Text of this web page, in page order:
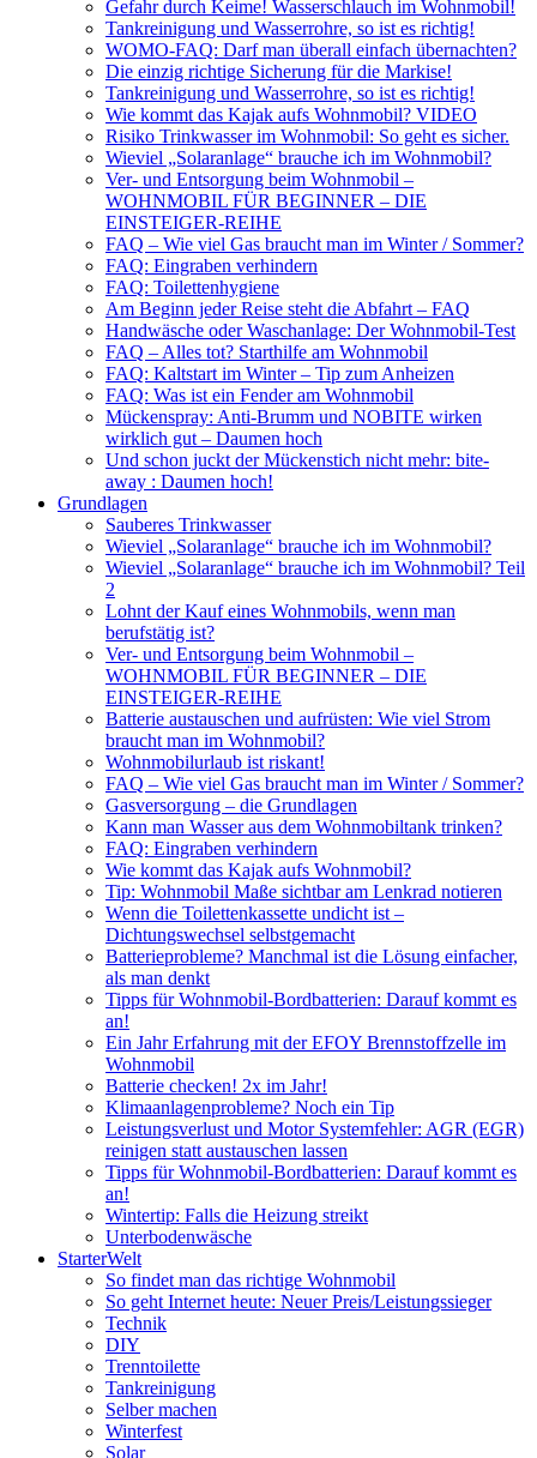
Gefahr durch Keime! Wasserschlauch im Wohnmobil!
Tankreinigung und Wasserrohre, so ist es richtig!
WOMO-FAQ: Darf man überall einfach übernachten?
Die einzig richtige Sicherung für die Markise!
Tankreinigung und Wasserrohre, so ist es richtig!
Wie kommt das Kajak aufs Wohnmobil? VIDEO
Risiko Trinkwasser im Wohnmobil: So geht es sicher.
Wieviel „Solaranlage“ brauche ich im Wohnmobil?
Ver- und Entsorgung beim Wohnmobil –
WOHNMOBIL FÜR BEGINNER – DIE
EINSTEIGER-REIHE
FAQ – Wie viel Gas braucht man im Winter / Sommer?
FAQ: Eingraben verhindern
FAQ: Toilettenhygiene
Am Beginn jeder Reise steht die Abfahrt – FAQ
Handwäsche oder Waschanlage: Der Wohnmobil-Test
FAQ – Alles tot? Starthilfe am Wohnmobil
FAQ: Kaltstart im Winter – Tip zum Anheizen
FAQ: Was ist ein Fender am Wohnmobil
Mückenspray: Anti-Brumm und NOBITE wirken
wirklich gut – Daumen hoch
Und schon juckt der Mückenstich nicht mehr: bite-
away : Daumen hoch!
Grundlagen
Sauberes Trinkwasser
Wieviel „Solaranlage“ brauche ich im Wohnmobil?
Wieviel „Solaranlage“ brauche ich im Wohnmobil? Teil
2
Lohnt der Kauf eines Wohnmobils, wenn man
berufstätig ist?
Ver- und Entsorgung beim Wohnmobil –
WOHNMOBIL FÜR BEGINNER – DIE
EINSTEIGER-REIHE
Batterie austauschen und aufrüsten: Wie viel Strom
braucht man im Wohnmobil?
Wohnmobilurlaub ist riskant!
FAQ – Wie viel Gas braucht man im Winter / Sommer?
Gasversorgung – die Grundlagen
Kann man Wasser aus dem Wohnmobiltank trinken?
FAQ: Eingraben verhindern
Wie kommt das Kajak aufs Wohnmobil?
Tip: Wohnmobil Maße sichtbar am Lenkrad notieren
Wenn die Toilettenkassette undicht ist –
Dichtungswechsel selbstgemacht
Batterieprobleme? Manchmal ist die Lösung einfacher,
als man denkt
Tipps für Wohnmobil-Bordbatterien: Darauf kommt es
an!
Ein Jahr Erfahrung mit der EFOY Brennstoffzelle im
Wohnmobil
Batterie checken! 2x im Jahr!
Klimaanlagenprobleme? Noch ein Tip
Leistungsverlust und Motor Systemfehler: AGR (EGR)
reinigen statt austauschen lassen
Tipps für Wohnmobil-Bordbatterien: Darauf kommt es
an!
Wintertip: Falls die Heizung streikt
Unterbodenwäsche
StarterWelt
So findet man das richtige Wohnmobil
So geht Internet heute: Neuer Preis/Leistungssieger
Technik
DIY
Trenntoilette
Tankreinigung
Selber machen
Winterfest
Solar